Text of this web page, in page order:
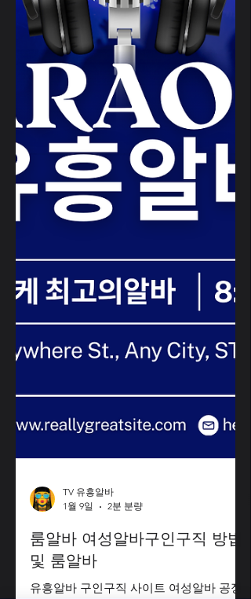
랜드 론칭, 시음회, 팝업 스토어 등 단기 알
바 이외에도 공연장, 갤러리, 예약제 바
(bar) 등 서비스·문화 업종 에서 알바가 나
옵니다. ✅ 2. 어떻게 구인·구직을 찾을까?
📌 (1) 온
TV 유흥알바